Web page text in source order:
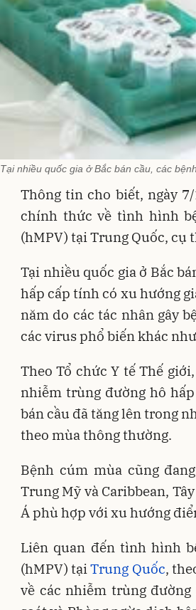
Tại nhiều quốc gia ở Bắc bán cầu, các
Thông tin cho biết, ngày
chính thức về tình hình
(hMPV) tại Trung Quốc, cụ
Tại nhiều quốc gia ở Bắc
hấp cấp tính có xu hướng
năm do các tác nhân gây
các virus phổ biến khác
Theo Tổ chức Y tế Thế
nhiễm trùng đường hô
bán cầu đã tăng lên trong
theo mùa thông thường.
Bệnh cúm mùa cũng
Trung Mỹ và Caribbean,
Á phù hợp với xu hướng
Liên quan đến tình hình
(hMPV) tạiTrung Quốc,
về các nhiễm trùng